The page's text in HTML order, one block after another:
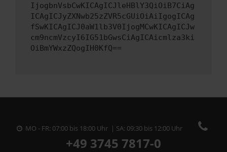
IjogbnVsbCwKICAgICJleHBlY3QiOiB7CiAg
ICAgICJyZXNwb25zZVR5cGUiOiAiIgogICAg
fSwKICAgICJ0aW1lb3V0IjogMCwKICAgICJw
cm9ncmVzcyI6IG51bGwsCiAgICAicmlza3ki
OiBmYWxzZQogIH0KfQ==
MO - FR: 07:00 bis 18:00 Uhr | SA: 09:30 bis 12:00 Uhr
+49 3745 7817-0